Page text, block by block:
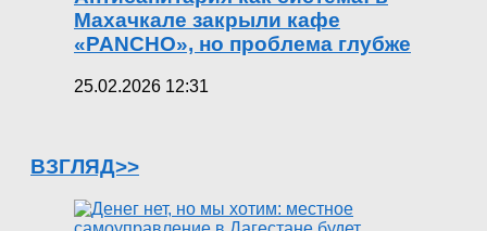
Махачкале закрыли кафе
«PANCHO», но проблема глубже
25.02.2026 12:31
ВЗГЛЯД>>